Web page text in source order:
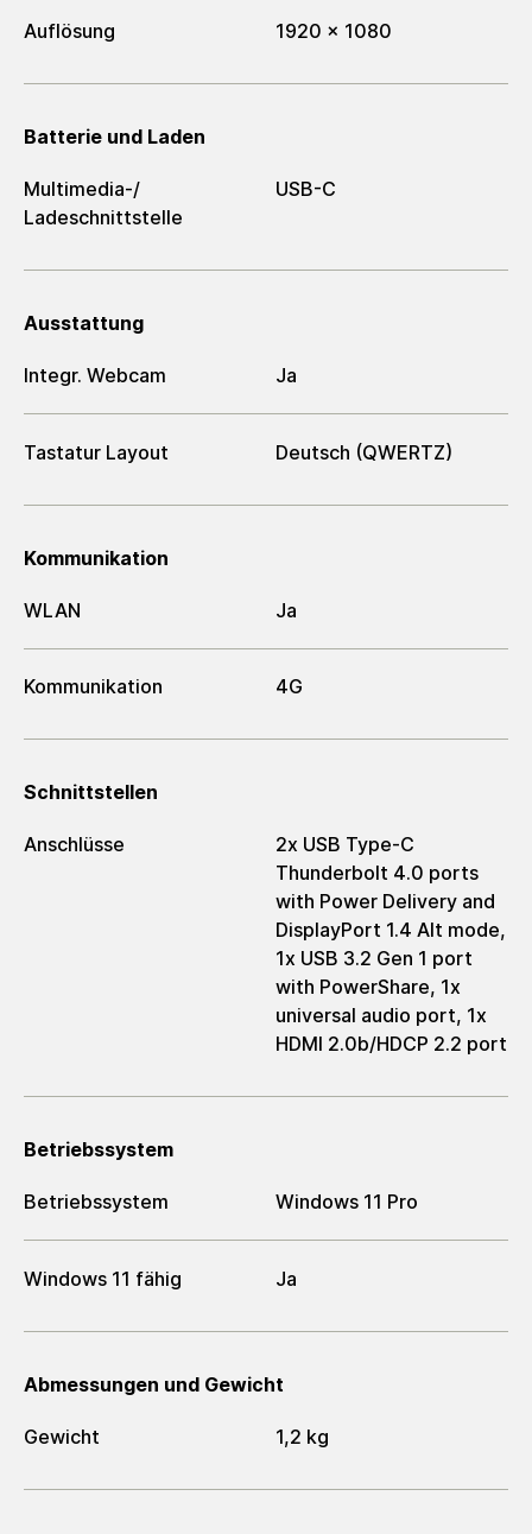
Auflösung 1920 x 1080
Batterie und Laden
Multimedia-/​
Ladeschnittstelle
USB-C
Ausstattung
Integr. Webcam Ja
Tastatur Layout Deutsch (QWERTZ)
Kommunikation
WLAN Ja
Kommunikation 4G
Schnittstellen
Anschlüsse
2x USB Type-C
Thunderbolt 4.0 ports
with Power Delivery and
DisplayPort 1.4 Alt mode,
1x USB 3.2 Gen 1 port
with PowerShare, 1x
universal audio port, 1x
HDMI 2.0b/HDCP 2.2 port
Betriebssystem
Betriebssystem Windows 11 Pro
Windows 11 fähig Ja
Abmessungen und Gewicht
Gewicht 1,2 kg